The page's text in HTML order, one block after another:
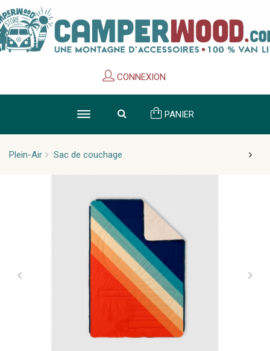
CONNEXION
PANIER
Plein-Air Sac de couchage
Cookies management panel